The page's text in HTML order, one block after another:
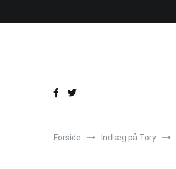
Forside Indlæg på Tory